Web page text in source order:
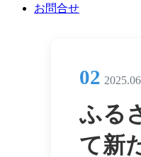
お問合せ
02 2025.06
ふる
て新